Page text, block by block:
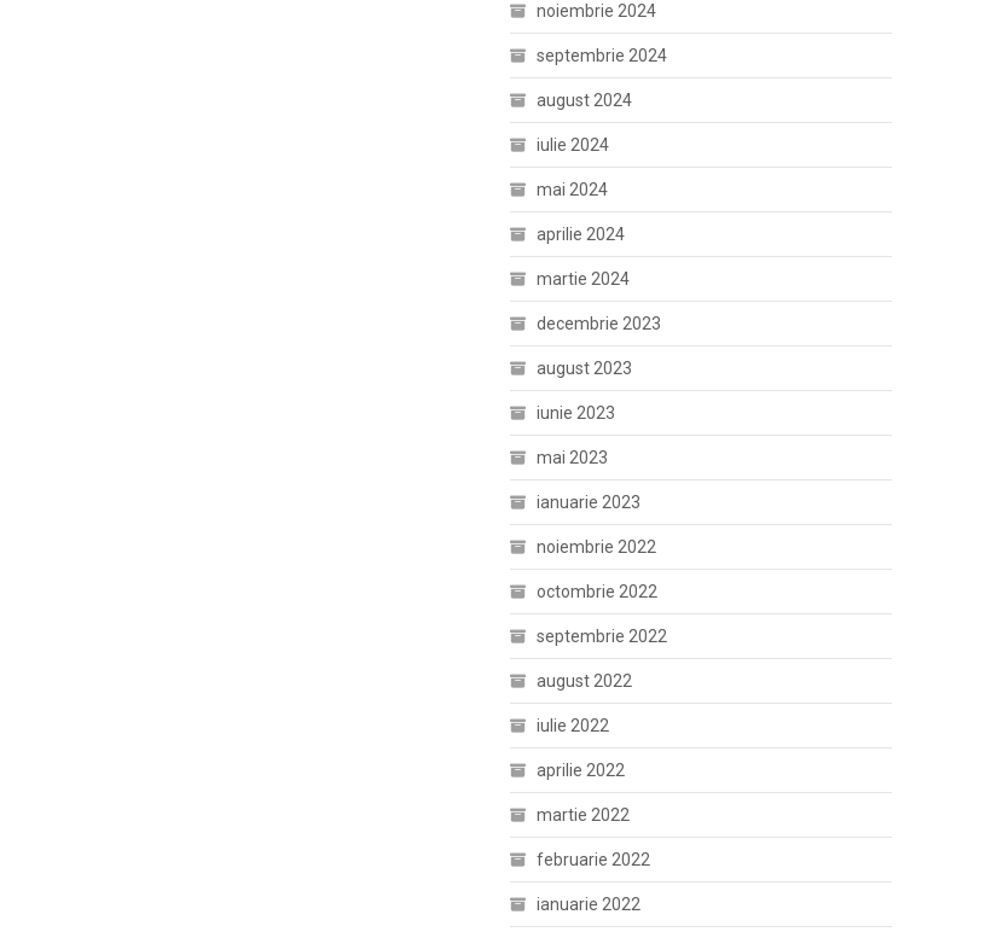
noiembrie 2024
septembrie 2024
august 2024
iulie 2024
mai 2024
aprilie 2024
martie 2024
decembrie 2023
august 2023
iunie 2023
mai 2023
ianuarie 2023
noiembrie 2022
octombrie 2022
septembrie 2022
august 2022
iulie 2022
aprilie 2022
martie 2022
februarie 2022
ianuarie 2022